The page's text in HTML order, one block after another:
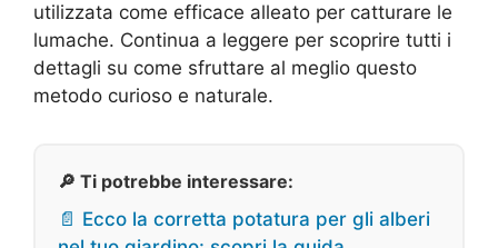
utilizzata come efficace alleato per catturare le
lumache. Continua a leggere per scoprire tutti i
dettagli su come sfruttare al meglio questo
metodo curioso e naturale.
🔎 Ti potrebbe interessare:
📄 Ecco la corretta potatura per gli alberi